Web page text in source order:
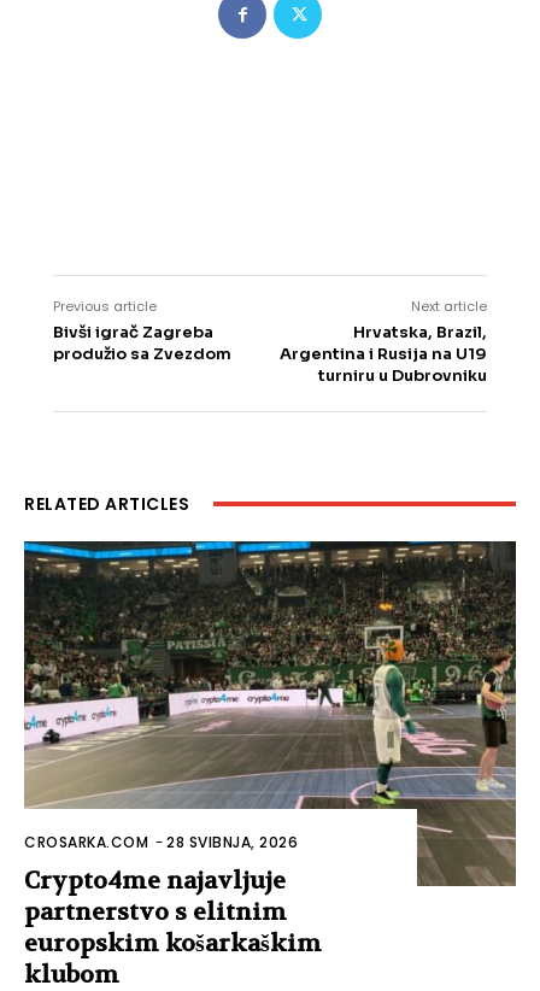
Previous article
Bivši igrač Zagreba
produžio sa Zvezdom
Next article
Hrvatska, Brazil,
Argentina i Rusija na U19
turniru u Dubrovniku
RELATED ARTICLES
CROSARKA.COM -28 SVIBNJA, 2026
Crypto4me najavljuje
partnerstvo s elitnim
europskim košarkaškim
klubom